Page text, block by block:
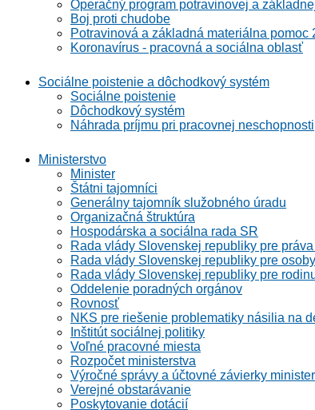
Operačný program potravinovej a
Boj proti chudobe
Potravinová a základná materiálna pomoc
Koronavírus - pracovná a sociálna oblasť
Sociálne poistenie a dôchodkový systém
Sociálne poistenie
Dôchodkový systém
Náhrada príjmu pri pracovnej neschopnosti
Ministerstvo
Minister
Štátni tajomníci
Generálny tajomník služobného úradu
Organizačná štruktúra
Hospodárska a sociálna rada SR
Rada vlády Slovenskej republiky pre
Rada vlády Slovenskej republiky pre
Rada vlády Slovenskej republiky pre
Oddelenie poradných orgánov
Rovnosť
NKS pre riešenie problematiky násilia na
Inštitút sociálnej politiky
Voľné pracovné miesta
Rozpočet ministerstva
Výročné správy a účtovné závierky
Verejné obstarávanie
Poskytovanie dotácií